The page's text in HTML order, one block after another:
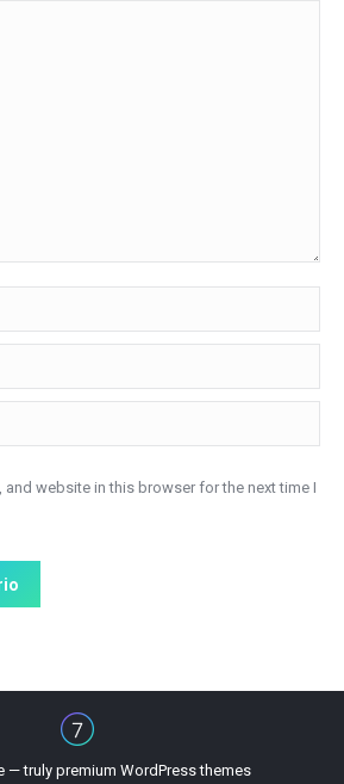
and website in this browser for the next time I
— truly premium WordPress themes